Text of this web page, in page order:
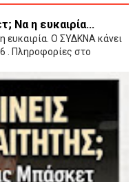
Να η ευκαιρία...
ευκαιρία. Ο ΣΥΔΚΝΑ κάνει
. Πληροφορίες στο